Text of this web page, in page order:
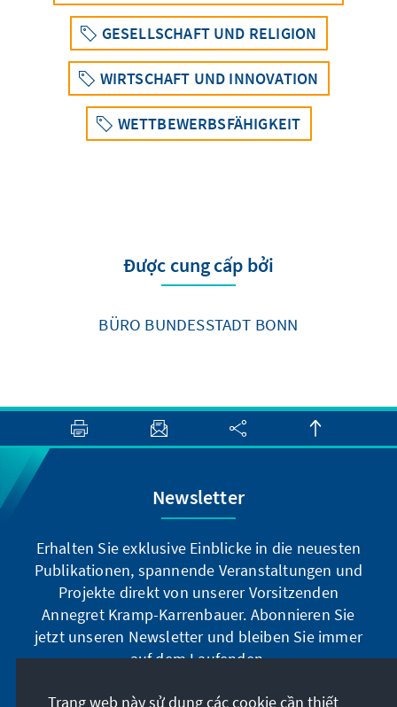
GESELLSCHAFT UND RELIGION
WIRTSCHAFT UND INNOVATION
WETTBEWERBSFÄHIGKEIT
Được cung cấp bởi
BÜRO BUNDESSTADT BONN
Newsletter
Erhalten Sie exklusive Einblicke in die neuesten
Publikationen, spannende Veranstaltungen und
Projekte direkt von unserer Vorsitzenden
Annegret Kramp-Karrenbauer. Abonnieren Sie
jetzt unseren Newsletter und bleiben Sie immer
auf dem Laufenden.
Trang web này sử dụng các cookie cần thiết